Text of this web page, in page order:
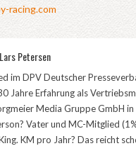
racing.com
Petersen
im DPV Deutscher
Jahre Erfahrung als
Media Gruppe GmbH
Vater und MC-Mitglied
KM pro Jahr? Das reicht